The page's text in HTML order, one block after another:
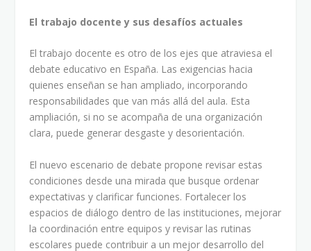
El trabajo docente y sus desafíos actuales
El trabajo docente es otro de los ejes que atraviesa el
debate educativo en España. Las exigencias hacia
quienes enseñan se han ampliado, incorporando
responsabilidades que van más allá del aula. Esta
ampliación, si no se acompaña de una organización
clara, puede generar desgaste y desorientación.
El nuevo escenario de debate propone revisar estas
condiciones desde una mirada que busque ordenar
expectativas y clarificar funciones. Fortalecer los
espacios de diálogo dentro de las instituciones, mejorar
la coordinación entre equipos y revisar las rutinas
escolares puede contribuir a un mejor desarrollo del